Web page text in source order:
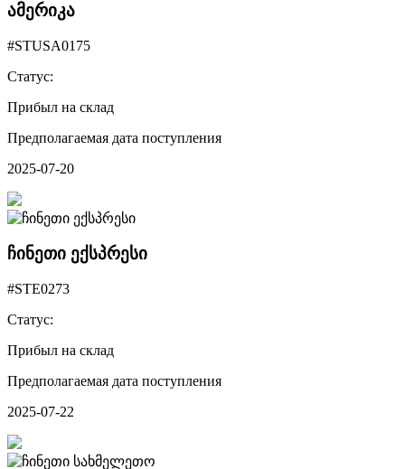
ამერიკა
#STUSA0175
Статус:
Прибыл на склад
Предполагаемая дата поступления
2025-07-20
ჩინეთი ექსპრესი
#STE0273
Статус:
Прибыл на склад
Предполагаемая дата поступления
2025-07-22